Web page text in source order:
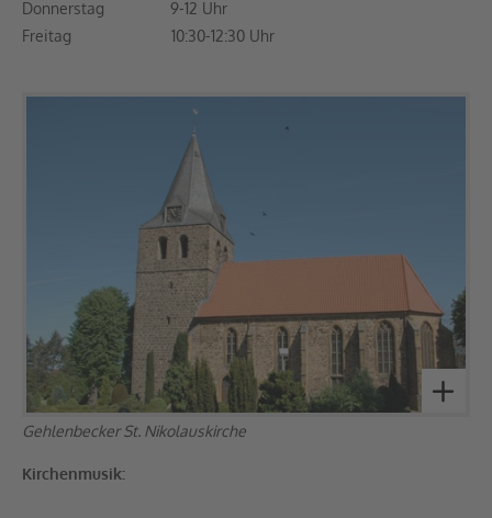
Donnerstag 9-12 Uhr
Freitag 10:30-12:30 Uhr
Gehlenbecker St. Nikolauskirche
Kirchenmusik: